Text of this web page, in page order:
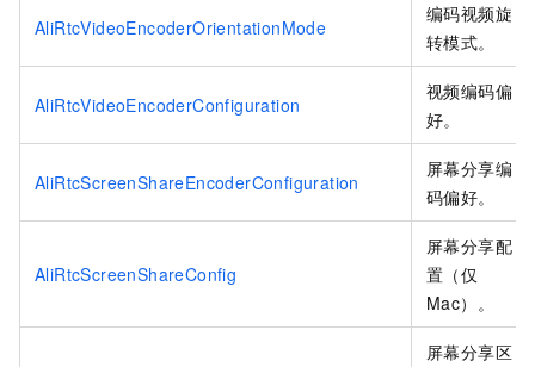
AliRtcVideoEncoderOrientationMode
编码视频旋
转模式。
AliRtcVideoEncoderConfiguration
视频编码偏
好。
AliRtcScreenShareEncoderConfiguration
屏幕分享编
码偏好。
AliRtcScreenShareConfig
屏幕分享配
置（仅
Mac）。
屏幕分享区